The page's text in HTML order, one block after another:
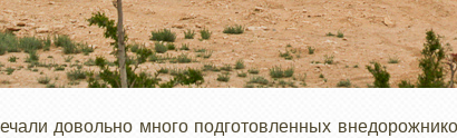
довольно много подготовленных